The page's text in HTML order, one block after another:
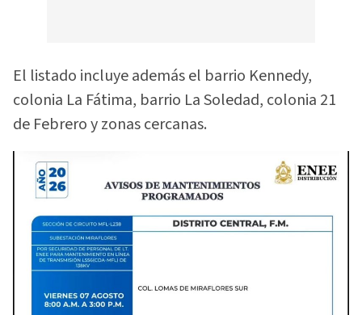
El listado incluye además el barrio Kennedy,
colonia La Fátima, barrio La Soledad, colonia 21
de Febrero y zonas cercanas.